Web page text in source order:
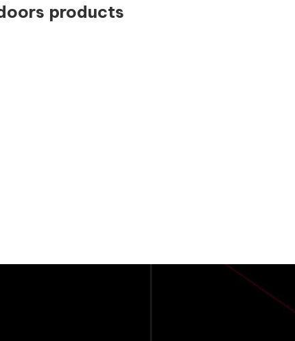
products